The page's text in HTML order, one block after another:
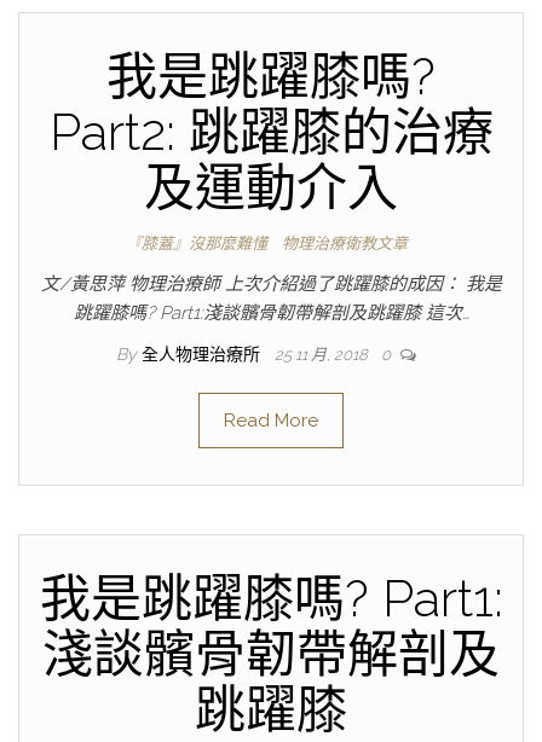
我是跳躍膝嗎?
Part2: 跳躍膝的治療
及運動介入
『膝蓋』沒那麼難懂 物理治療衛教文章
文/黃思萍 物理治療師 上次介紹過了跳躍膝的成因： 我是
跳躍膝嗎? Part1:淺談髕骨韌帶解剖及跳躍膝 這次…
By 全人物理治療所 25 11 月, 2018 0
Read More
我是跳躍膝嗎? Part1:
淺談髕骨韌帶解剖及
跳躍膝